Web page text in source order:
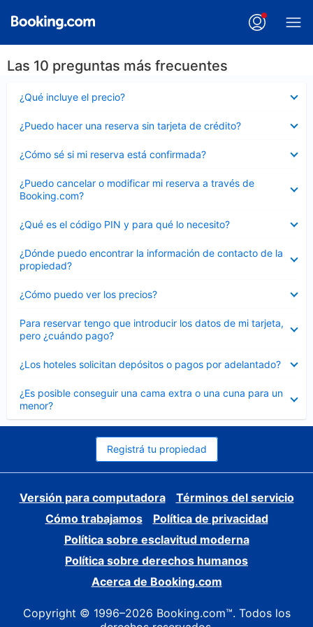
Las 10 preguntas más frecuentes
¿Qué incluye el precio?
cerrado
¿Puedo hacer una reserva sin tarjeta de crédito?
cerrado
¿Cómo sé si mi reserva está confirmada?
cerrado
¿Puedo cancelar o modificar mi reserva a través de
Booking.com?
cerrado
¿Qué es el código PIN y para qué lo necesito?
cerrado
¿Dónde puedo encontrar la información de contacto de la
propiedad?
cerrado
¿Cómo puedo ver los precios?
cerrado
Para reservar tengo que introducir los datos de mi tarjeta,
pero ¿cuándo pago?
cerrado
¿Los hoteles solicitan depósitos o pagos por adelantado?
cerrado
¿Es posible conseguir una cama extra o una cuna para un
menor?
cerrado
Registrá tu propiedad
Versión para computadora
Términos del servicio
Cómo trabajamos
Política de privacidad
Política sobre esclavitud moderna
Política sobre derechos humanos
Acerca de Booking.com
Copyright © 1996–2026 Booking.com™. Todos los